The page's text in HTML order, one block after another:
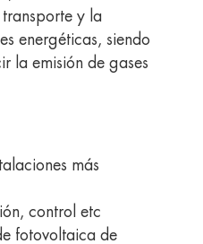
y la
energéticas, siendo
la emisión de gases
más
control etc
fotovoltaica de